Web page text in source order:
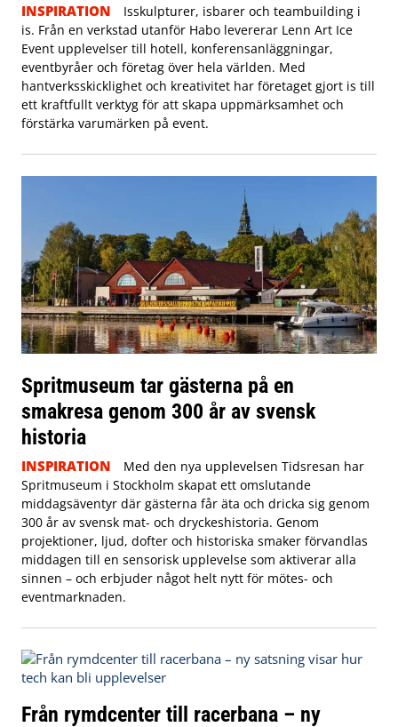
INSPIRATION
Isskulpturer, isbarer och teambuilding i
is. Från en verkstad utanför Habo levererar Lenn Art Ice
Event upplevelser till hotell, konferensanläggningar,
eventbyråer och företag över hela världen. Med
hantverksskicklighet och kreativitet har företaget gjort is till
ett kraftfullt verktyg för att skapa uppmärksamhet och
förstärka varumärken på event.
Spritmuseum tar gästerna på en
smakresa genom 300 år av svensk
historia
INSPIRATION
Med den nya upplevelsen Tidsresan har
Spritmuseum i Stockholm skapat ett omslutande
middagsäventyr där gästerna får äta och dricka sig genom
300 år av svensk mat- och dryckeshistoria. Genom
projektioner, ljud, dofter och historiska smaker förvandlas
middagen till en sensorisk upplevelse som aktiverar alla
sinnen – och erbjuder något helt nytt för mötes- och
eventmarknaden.
Från rymdcenter till racerbana – ny